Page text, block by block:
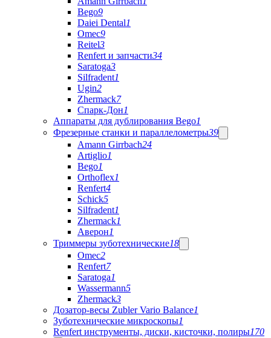
Bego9
Daiei Dental1
Omec9
Reitel3
Renfert и запчасти34
Saratoga3
Silfradent1
Ugin2
Zhermack7
Спарк-Дон1
Аппараты для дублирования Bego1
Фрезерные станки и параллелометры39
Amann Girrbach24
Artiglio1
Bego1
Orthoflex1
Renfert4
Schick5
Silfradent1
Zhermack1
Аверон1
Триммеры зуботехнические18
Omec2
Renfert7
Saratoga1
Wassermann5
Zhermack3
Дозатор-весы Zubler Vario Balance1
Зуботехнические микроскопы1
Renfert инструменты, диски, кисточки, полиры170